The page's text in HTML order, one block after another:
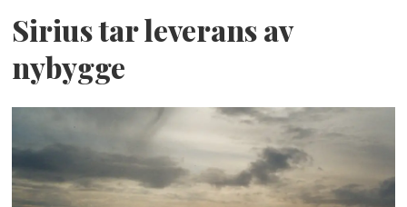
Sirius tar leverans av
nybygge